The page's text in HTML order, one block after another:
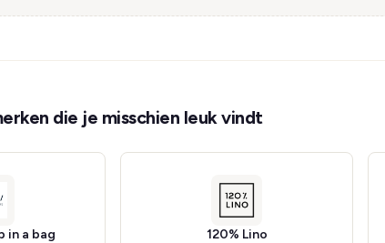
die je misschien leuk vindt
in a bag 120% Lino